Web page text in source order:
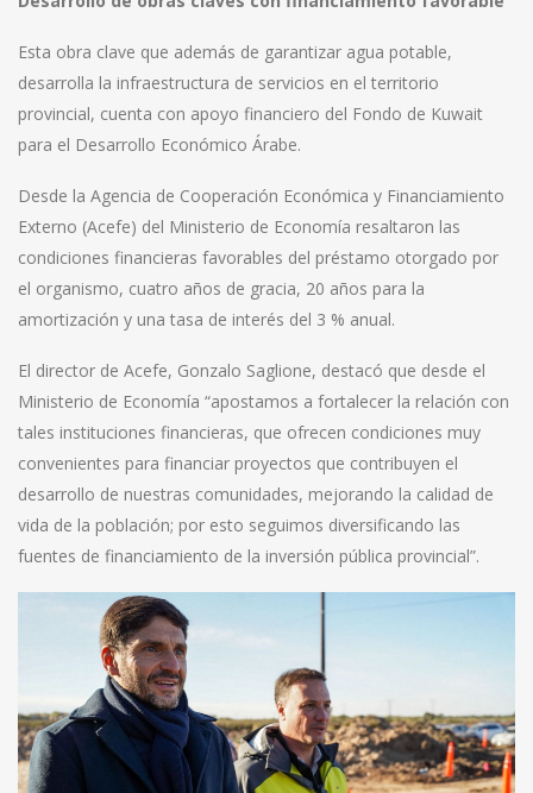
Esta obra clave que además de garantizar agua potable,
desarrolla la infraestructura de servicios en el territorio
provincial, cuenta con apoyo financiero del Fondo de Kuwait
para el Desarrollo Económico Árabe.
Desde la Agencia de Cooperación Económica y Financiamiento
Externo (Acefe) del Ministerio de Economía resaltaron las
condiciones financieras favorables del préstamo otorgado por
el organismo, cuatro años de gracia, 20 años para la
amortización y una tasa de interés del 3 % anual.
El director de Acefe, Gonzalo Saglione, destacó que desde el
Ministerio de Economía “apostamos a fortalecer la relación con
tales instituciones financieras, que ofrecen condiciones muy
convenientes para financiar proyectos que contribuyen el
desarrollo de nuestras comunidades, mejorando la calidad de
vida de la población; por esto seguimos diversificando las
fuentes de financiamiento de la inversión pública provincial”.